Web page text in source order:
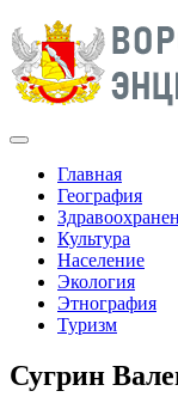
Главная
География
Культура
Население
Экология
Этнография
Туризм
Сугрин